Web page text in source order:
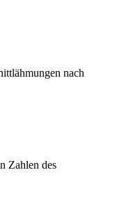
nach
Zahlen des